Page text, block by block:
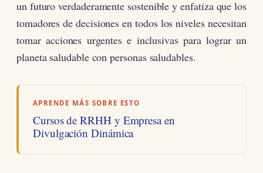
un futuro verdaderamente sostenible y enfatiza que los
tomadores de decisiones en todos los niveles necesitan
tomar acciones urgentes e inclusivas para lograr un
planeta saludable con personas saludables.
APRENDE MÁS SOBRE ESTO
Cursos de RRHH y Empresa en
Divulgación Dinámica